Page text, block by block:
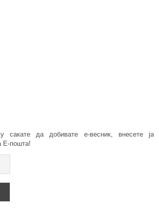
сакате да добивате е-весник, внесете ја
Е-пошта!
ресурси - I-TOUR
ВО ПЕЛАГОНИЈА
на проектен координатор за J-CROSS
на проектен координатор за проектот J-